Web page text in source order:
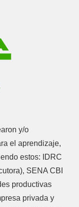
y/o
el aprendizaje,
estos: IDRC
SENA CBI
productivas
privada y